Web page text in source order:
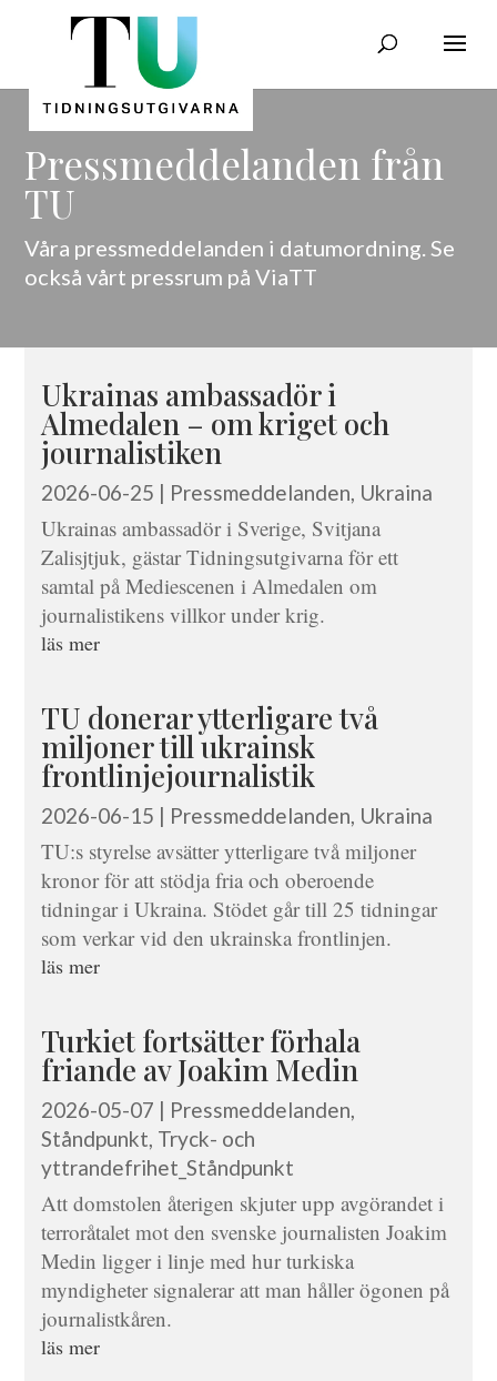
Pressmeddelanden från
TU
Våra pressmeddelanden i datumordning. Se
också vårt pressrum på ViaTT
Ukrainas ambassadör i
Almedalen – om kriget och
journalistiken
2026-06-25 | Pressmeddelanden, Ukraina
Ukrainas ambassadör i Sverige, Svitjana
Zalisjtjuk, gästar Tidningsutgivarna för ett
samtal på Mediescenen i Almedalen om
journalistikens villkor under krig.
läs mer
TU donerar ytterligare två
miljoner till ukrainsk
frontlinjejournalistik
2026-06-15 | Pressmeddelanden, Ukraina
TU:s styrelse avsätter ytterligare två miljoner
kronor för att stödja fria och oberoende
tidningar i Ukraina. Stödet går till 25 tidningar
som verkar vid den ukrainska frontlinjen.
läs mer
Turkiet fortsätter förhala
friande av Joakim Medin
2026-05-07 | Pressmeddelanden,
Ståndpunkt, Tryck- och
yttrandefrihet_Ståndpunkt
Att domstolen återigen skjuter upp avgörandet i
terroråtalet mot den svenske journalisten Joakim
Medin ligger i linje med hur turkiska
myndigheter signalerar att man håller ögonen på
journalistkåren.
läs mer